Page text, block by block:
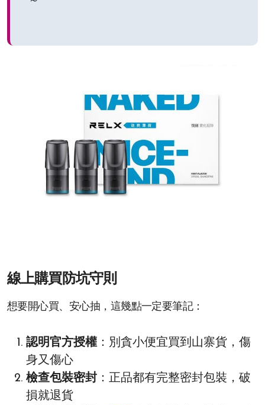
線上購買防坑守則
想要開心買、安心抽，這幾點一定要筆記：
認明官方授權：別貪小便宜買到山寨貨，傷
身又傷心
檢查包裝密封 ：正品都有完整密封包裝，破
損就退貨